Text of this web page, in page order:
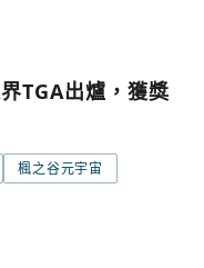
TGA出爐，獲獎
楓之谷元宇宙